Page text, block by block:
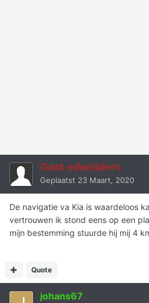
Gast edsnijders
Geplaatst 23 Maart, 2020
De navigatie va Kia is waardeloos
vertrouwen ik stond eens op een
mijn bestemming stuurde hij mij 4
Quote
johans67